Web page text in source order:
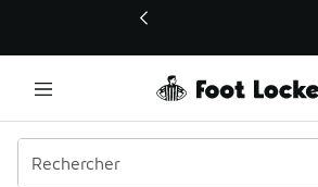
Ce lien ouvrira une nouvelle fenêtre